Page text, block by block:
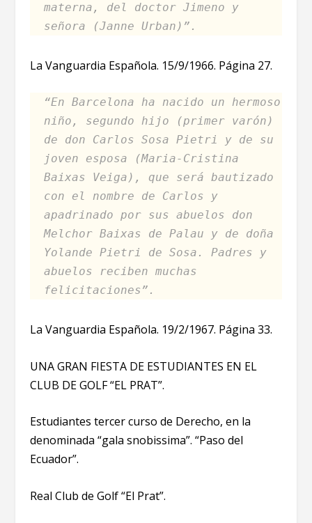
materna, del doctor Jimeno y
señora (Janne Urban)”.
La Vanguardia Española. 15/9/1966. Página 27.
“En Barcelona ha nacido un hermoso
niño, segundo hijo (primer varón)
de don Carlos Sosa Pietri y de su
joven esposa (Maria-Cristina
Baixas Veiga), que será bautizado
con el nombre de Carlos y
apadrinado por sus abuelos don
Melchor Baixas de Palau y de doña
Yolande Pietri de Sosa. Padres y
abuelos reciben muchas
felicitaciones”.
La Vanguardia Española. 19/2/1967. Página 33.
UNA GRAN FIESTA DE ESTUDIANTES EN EL
CLUB DE GOLF “EL PRAT”.
Estudiantes tercer curso de Derecho, en la
denominada “gala snobissima”. “Paso del
Ecuador”.
Real Club de Golf “El Prat”.